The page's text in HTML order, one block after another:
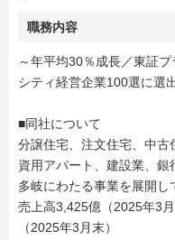
職務内容
～年平均30％成長／東証
シティ経営企業100選に選
■同社について
分譲住宅、注文住宅、中
資用アパート、建設業、
多岐にわたる事業を展開し
売上高3,425億（2025年3
（2025年3月末）